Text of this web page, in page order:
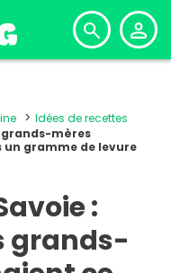
Idées de recettes
grands-mères
gramme de levure
:
grands-